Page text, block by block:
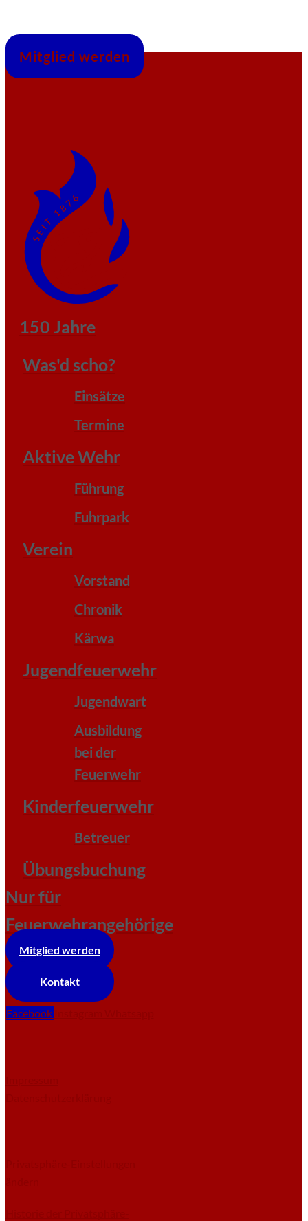
Mitglied werden
150 Jahre
Was'd scho?
Einsätze
Termine
Aktive Wehr
Führung
Fuhrpark
Verein
Vorstand
Chronik
Kärwa
Jugendfeuerwehr
Jugendwart
Ausbildung
bei der
Feuerwehr
Kinderfeuerwehr
Betreuer
Übungsbuchung
Nur für
Feuerwehrangehörige
Mitglied werden
Kontakt
Facebook